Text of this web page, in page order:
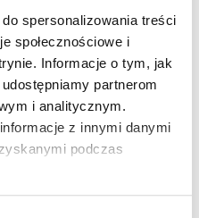
spersonalizowania treści
społecznościowe i
Informacje o tym, jak
partnerom
i analitycznym.
z innymi danymi
podczas
dla dzieci w wieku
się małymi
ze względu na